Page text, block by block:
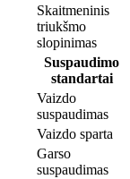
Skaitmeninis
triukšmo
slopinimas
Suspaudimo
standartai
Vaizdo
suspaudimas
Vaizdo sparta
Garso
suspaudimas